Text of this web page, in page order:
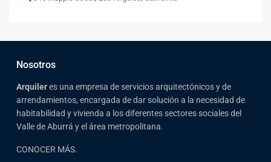
Nosotros
Arqui leres una empresa de servicios arquitectónicos y de
arrendamientos, encargada de dar solución a la necesidad de
habitabilidad y vivienda a los diferentes sectores sociales del
Valle de Aburrá y el área metropolitana.
CONOCER MÁS.